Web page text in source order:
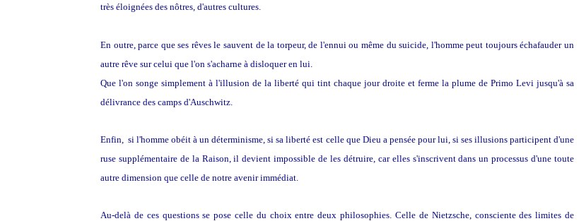
très éloignées des nôtres, d'autres cultures.
En outre, parce que ses rêves le sauvent de la torpeur, de l'ennui ou même du suicide, l'homme peut toujours échafauder un
autre rêve sur celui que l'on s'acharne à disloquer en lui.
Que l'on songe simplement à l'illusion de la liberté qui tint chaque jour droite et ferme la plume de Primo Levi jusqu'à sa
délivrance des camps d'Auschwitz.
Enfin, si l'homme obéit à un déterminisme, si sa liberté est celle que Dieu a pensée pour lui, si ses illusions participent d'une
ruse supplémentaire de la Raison, il devient impossible de les détruire, car elles s'inscrivent dans un processus d'une toute
autre dimension que celle de notre avenir immédiat.
Au-delà de ces questions se pose celle du choix entre deux philosophies. Celle de Nietzsche, consciente des limites de